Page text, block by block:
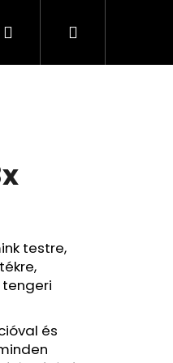
termék
Bejelentkezés
Kosár
testre,
és
Következő